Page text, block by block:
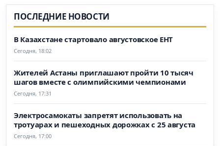
ПОСЛЕДНИЕ НОВОСТИ
В Казахстане стартовало августовское ЕНТ
Сегодня, 18:02
Жителей Астаны приглашают пройти 10 тысяч
шагов вместе с олимпийскими чемпионами
Сегодня, 17:31
Электросамокаты запретят использовать на
тротуарах и пешеходных дорожках с 25 августа
Сегодня, 17:00